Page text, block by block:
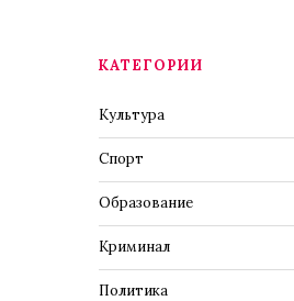
КАТЕГОРИИ
Культура
Спорт
Образование
Криминал
Политика